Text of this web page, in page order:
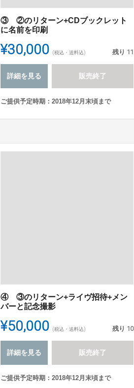
③ ②のリターン+CDブックレット
に名前を印刷
¥30,000 (税込・送料込) 残り 11
詳細を見る 販売終了
ご提供予定時期：2018年12月末頃まで
④ ③のリターン+ライヴ招待+メン
バーと記念撮影
¥50,000 (税込・送料込) 残り 10
詳細を見る 販売終了
ご提供予定時期：2018年12月末頃まで